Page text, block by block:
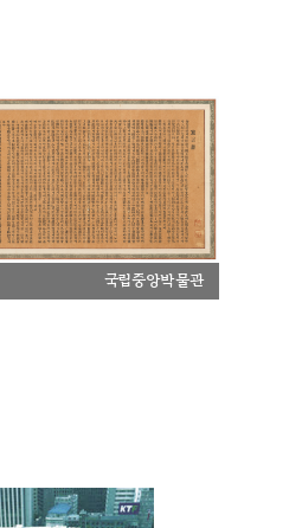
국립중앙박물관